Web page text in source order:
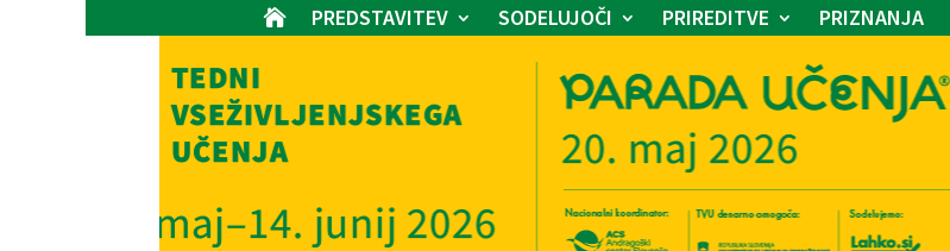
 PREDSTAVITEV SODELUJOČI PRIREDITVE PRIZNANJA